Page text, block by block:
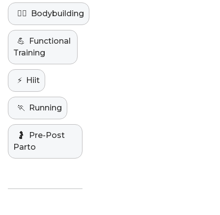
🏋️‍♀️ Bodybuilding
💪
Functional
Training
⚡️ Hiit
🏃 Running
🤰
Pre-Post
Parto